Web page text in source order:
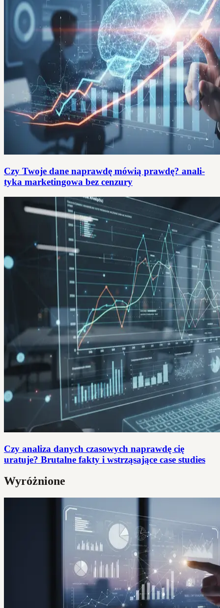
Czy Twoje dane naprawdę mówią prawdę? anali­
tyka marketingowa bez cenzury
Czy analiza danych czasowych naprawdę cię
uratuje? Brutalne fakty i wstrząsające case studies
Wyróżnione